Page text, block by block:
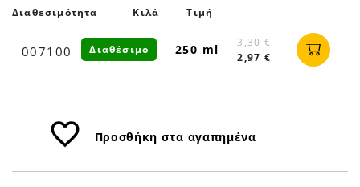
Διαθεσιμότητα Κιλά Τιμή
007100 250 ml
3,30 €
2,97 €
Διαθέσιμο
favorite_border Προσθήκη στα αγαπημένα